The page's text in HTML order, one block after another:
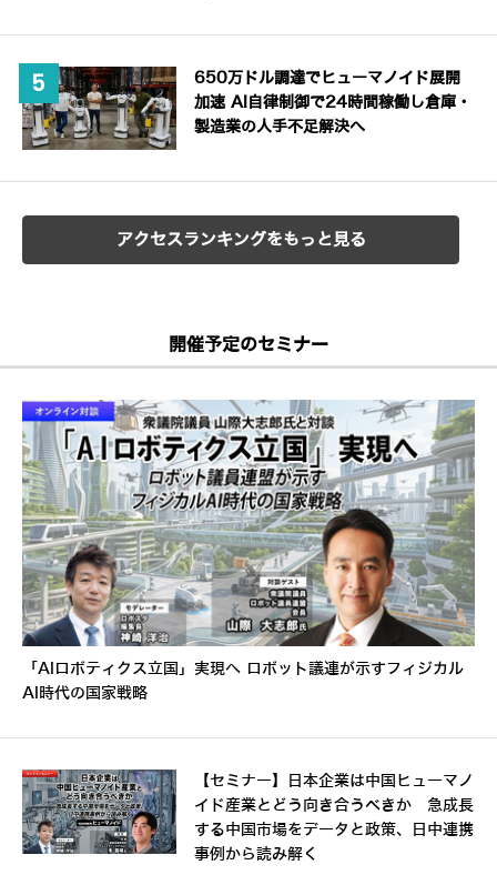
650万ドル調達でヒューマノイド展開
加速 AI自律制御で24時間稼働し倉庫・
製造業の人手不足解決へ
アクセスランキングをもっと見る
開催予定のセミナー
「AIロボティクス立国」実現へ ロボット議連が示すフィジカル
AI時代の国家戦略
【セミナー】日本企業は中国ヒューマノ
イド産業とどう向き合うべきか 急成長
する中国市場をデータと政策、日中連携
事例から読み解く